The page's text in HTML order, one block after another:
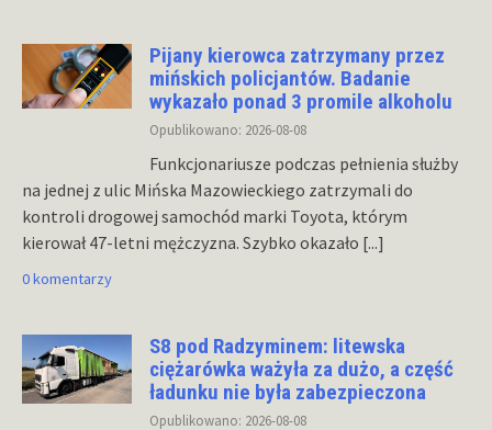
Pijany kierowca zatrzymany przez
mińskich policjantów. Badanie
wykazało ponad 3 promile alkoholu
Opublikowano: 2026-08-08
Funkcjonariusze podczas pełnienia służby
na jednej z ulic Mińska Mazowieckiego zatrzymali do
kontroli drogowej samochód marki Toyota, którym
kierował 47-letni mężczyzna. Szybko okazało [...]
0 komentarzy
S8 pod Radzyminem: litewska
ciężarówka ważyła za dużo, a część
ładunku nie była zabezpieczona
Opublikowano: 2026-08-08